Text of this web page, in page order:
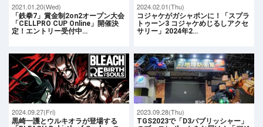
2021.01.20(Wed)
「鉄拳7」賞金制2on2オープン大会
「CELLPRO CUP Online」開催決
定！エントリー受付中…
2024.02.01(Thu)
コジャケがガシャポンに！「スプラ
トゥーン3 コジャケめじるしアクセ
サリー」2024年2…
2024.09.27(Fri)
黒崎一護とウルキオラが登場する
2023.09.28(Thu)
TGS2023で「D3パブリッシャー」